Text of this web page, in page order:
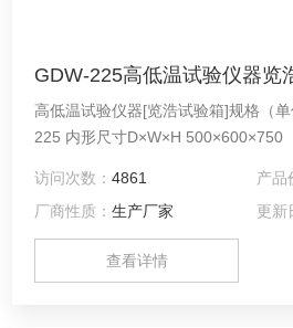
GDW-225高低温试验仪器览
高低温试验仪器[览浩试验箱]规格（单位:mm
225 内形尺寸D×W×H 500×600×750
访问次数：4861 产品
厂商性质：生产厂家 更新
查看详情